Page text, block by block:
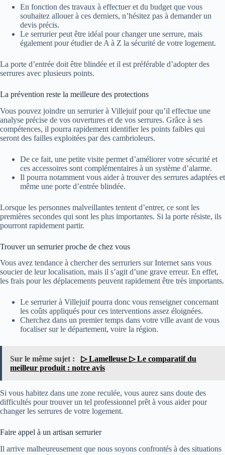
En fonction des travaux à effectuer et du budget que vous
souhaitez allouer à ces derniers, n’hésitez pas à demander un
devis précis.
Le serrurier peut être idéal pour changer une serrure, mais
également pour étudier de A à Z la sécurité de votre logement.
La porte d’entrée doit être blindée et il est préférable d’adopter des
serrures avec plusieurs points.
La prévention reste la meilleure des protections
Vous pouvez joindre un serrurier à Villejuif pour qu’il effectue une
analyse précise de vos ouvertures et de vos serrures. Grâce à ses
compétences, il pourra rapidement identifier les points faibles qui
seront des failles exploitées par des cambrioleurs.
De ce fait, une petite visite permet d’améliorer votre sécurité et
ces accessoires sont complémentaires à un système d’alarme.
Il pourra notamment vous aider à trouver des serrures adaptées et
même une porte d’entrée blindée.
Lorsque les personnes malveillantes tentent d’entrer, ce sont les
premières secondes qui sont les plus importantes. Si la porte résiste, ils
pourront rapidement partir.
Trouver un serrurier proche de chez vous
Vous avez tendance à chercher des serruriers sur Internet sans vous
soucier de leur localisation, mais il s’agit d’une grave erreur. En effet,
les frais pour les déplacements peuvent rapidement être très importants.
Le serrurier à Villejuif pourra donc vous renseigner concernant
les coûts appliqués pour ces interventions assez éloignées.
Cherchez dans un premier temps dans votre ville avant de vous
focaliser sur le département, voire la région.
Sur le même sujet :
▷ Lamelleuse ▷ Le comparatif du
meilleur produit : notre avis
Si vous habitez dans une zone reculée, vous aurez sans doute des
difficultés pour trouver un tel professionnel prêt à vous aider pour
changer les serrures de votre logement.
Faire appel à un artisan serrurier
Il arrive malheureusement que nous soyons confrontés à des situations